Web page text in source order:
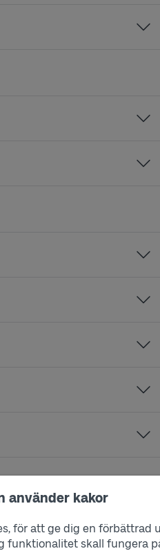
använder kakor
för att ge dig en förbättrad
funktionalitet skall fungera